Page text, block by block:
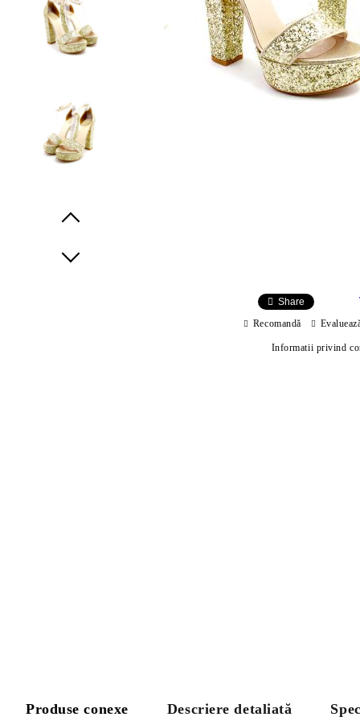
Share
Recomandă
Informatii privind
Produse conexe Descriere detaliată